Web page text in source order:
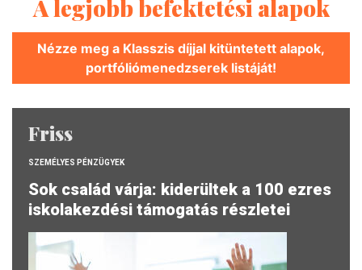
A legjobb befektetési alapok
Nézze meg a Klasszis díjjal kitüntetett alapok,
portfóliómenedzserek listáját!
Friss
SZEMÉLYES PÉNZÜGYEK
Sok család várja: kiderültek a 100 ezres
iskolakezdési támogatás részletei